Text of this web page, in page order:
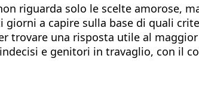
riguarda solo le scelte amorose,
a capire sulla base di quali
trovare una risposta utile al
e genitori in travaglio, con il